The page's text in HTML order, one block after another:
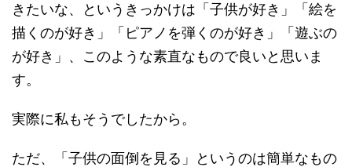
きたいな、というきっかけは「子供が好き」「絵を
描くのが好き」「ピアノを弾くのが好き」「遊ぶの
が好き」、このような素直なもので良いと思いま
す。
実際に私もそうでしたから。
ただ、「子供の面倒を見る」というのは簡単なもの